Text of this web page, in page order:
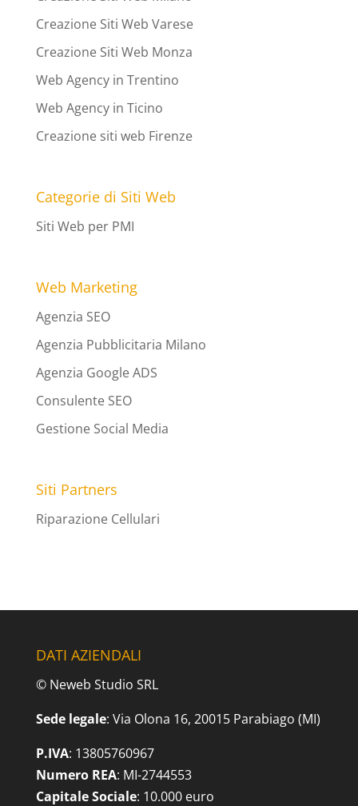
Creazione Siti Web Varese
Creazione Siti Web Monza
Web Agency in Trentino
Web Agency in Ticino
Creazione siti web Firenze
Categorie di Siti Web
Siti Web per PMI
Web Marketing
Agenzia SEO
Agenzia Pubblicitaria Milano
Agenzia Google ADS
Consulente SEO
Gestione Social Media
Siti Partners
Riparazione Cellulari
DATI AZIENDALI
© Neweb Studio SRL
Sede legale: Via Olona 16, 20015 Parabiago (MI)
P.IVA: 13805760967
Numero REA: MI-2744553
Capitale Sociale: 10.000 euro